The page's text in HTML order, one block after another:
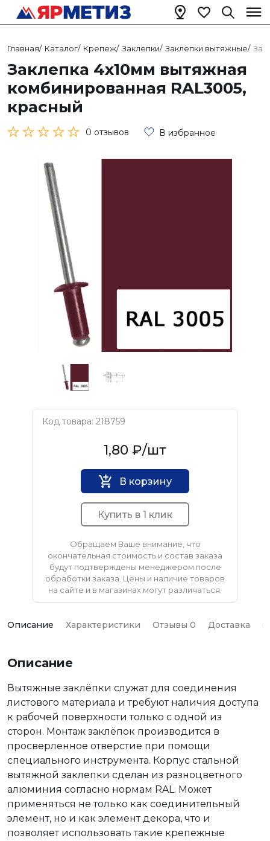
Главная/ Каталог/ Крепеж/ Заклепки/ Заклепки вытяжные/
Заклепка 4х10мм вытяжная
комбинированная RAL3005,
красный
0 отзывов В избранное
Код товара: 218759
1,80 ₽/шт
В корзину
Купить в 1 клик
Обращаем Ваше внимание, что
окончательная стоимость и состав заказа
будут подтверждены менеджером после
обработки заказа. Цены и наличие товаров
на сайте и в магазинах могут различаться.
Описание Характеристики Отзывы 0 Доставка
Описание
Вытяжные заклёпки служат для соединения
листового материала и требуют наличия доступа
к рабочей поверхности только с одной из
сторон. Монтаж заклёпок производится в
просверленное отверстие при помощи
специального инструмента. Корпус стальной
вытяжной заклепки сделан из разноцветного
алюминия согласно нормам RAL. Может
применяться не только как соединительный
элемент, но и как элемент декора, что и
позволяет использовать такие крепежные